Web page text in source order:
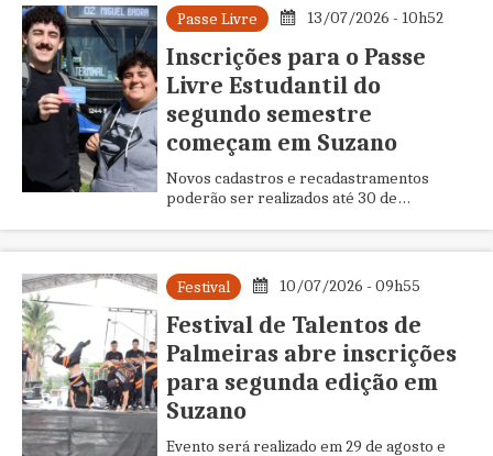
Passe Livre 13/07/2026 - 10h52
Inscrições para o Passe
Livre Estudantil do
segundo semestre
começam em Suzano
Novos cadastros e recadastramentos
poderão ser realizados até 30 de
Festival 10/07/2026 - 09h55
Festival de Talentos de
Palmeiras abre inscrições
para segunda edição em
Suzano
Evento será realizado em 29 de agosto e